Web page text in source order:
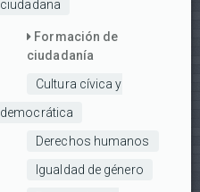
ciudadana
Formación de
ciudadanía
Cultura cívica y
democrática
Derechos humanos
Igualdad de género